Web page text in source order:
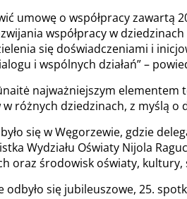
umowę o współpracy
współpracy w
się doświadczeniami i
i wspólnych działań” –
najważniejszym
różnych dziedzinach, z myślą o
się w Węgorzewie, gdzie
Wydziału Oświaty Nijola
oraz środowisk oświaty,
odbyło się jubileuszowe, 25.